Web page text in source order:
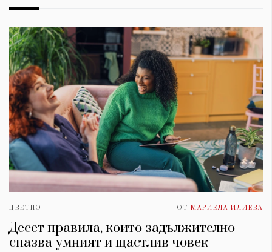
ЦВЕТНО ОТ МАРИЕЛА ИЛИЕВА
Десет правила, които задължително
спазва умният и щастлив човек